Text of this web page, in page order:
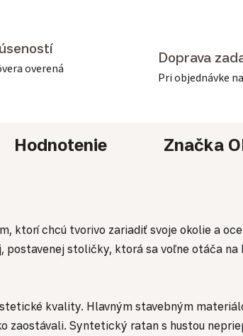
overená
Doprava
Pri objednávke
Hodnotenie Značka
ktorí chcú tvorivo zariadiť svoje okolie a
stoličky, ktorá sa voľne otáča
kvality. Hlavným stavebným
zaostávali. Syntetický ratan s hustou